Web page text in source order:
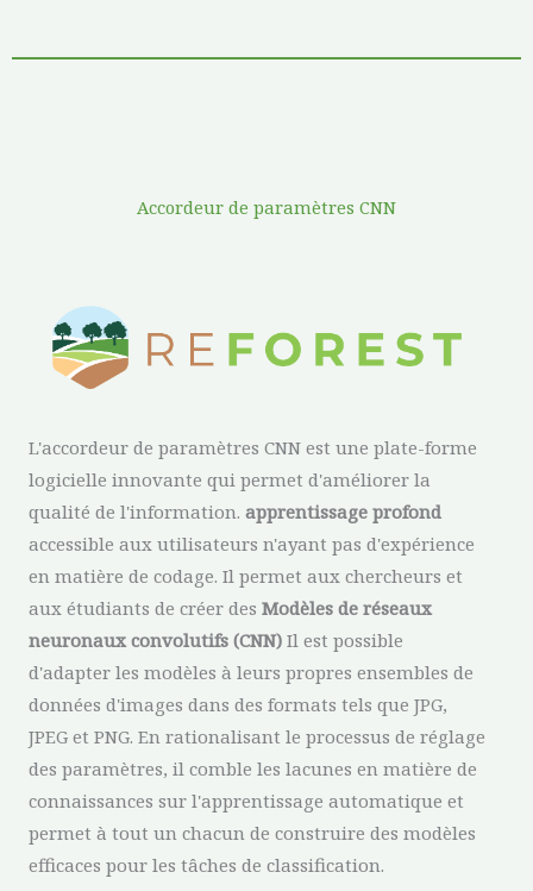
Accordeur de paramètres CNN
L'accordeur de paramètres CNN est une plate-forme
logicielle innovante qui permet d'améliorer la
qualité de l'information. apprentissage profond
accessible aux utilisateurs n'ayant pas d'expérience
en matière de codage. Il permet aux chercheurs et
aux étudiants de créer des Modèles de réseaux
neuronaux convolutifs (CNN) Il est possible
d'adapter les modèles à leurs propres ensembles de
données d'images dans des formats tels que JPG,
JPEG et PNG. En rationalisant le processus de réglage
des paramètres, il comble les lacunes en matière de
connaissances sur l'apprentissage automatique et
permet à tout un chacun de construire des modèles
efficaces pour les tâches de classification.